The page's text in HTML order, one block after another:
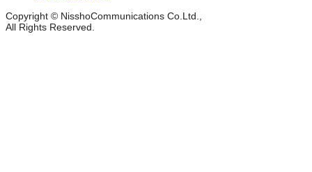
Copyright © NisshoCommunications Co.Ltd.,
All Rights Reserved.